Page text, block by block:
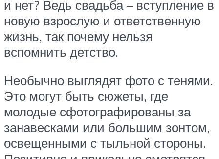
и нет? Ведь свадьба – вступление в
новую взрослую и ответственную
жизнь, так почему нельзя
вспомнить детство.
Необычно выглядят фото с тенями.
Это могут быть сюжеты, где
молодые сфотографированы за
занавесками или большим зонтом,
освещенными с тыльной стороны.